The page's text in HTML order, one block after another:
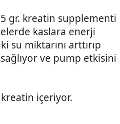
5 gr. kreatin supplementi
kaslara enerji
su miktarını arttırıp
ve pump etkisini
içeriyor.